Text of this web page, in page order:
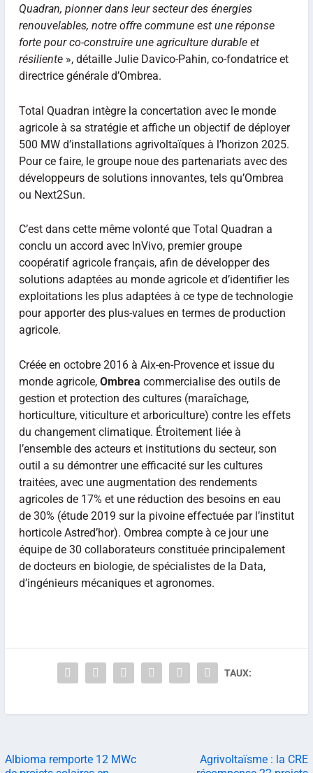
Quadran, pionner dans leur secteur des énergies
renouvelables, notre offre commune est une réponse
forte pour co-construire une agriculture durable et
résiliente», détaille Julie Davico-Pahin, co-fondatrice et
directrice générale d’Ombrea.
Total Quadran intègre la concertation avec le monde
agricole à sa stratégie et affiche un objectif de déployer
500 MW d’installations agrivoltaïques à l’horizon 2025.
Pour ce faire, le groupe noue des partenariats avec des
développeurs de solutions innovantes, tels qu’Ombrea
ou Next2Sun.
C’est dans cette même volonté que Total Quadran a
conclu un accord avec InVivo, premier groupe
coopératif agricole français, afin de développer des
solutions adaptées au monde agricole et d’identifier les
exploitations les plus adaptées à ce type de technologie
pour apporter des plus-values en termes de production
agricole.
Créée en octobre 2016 à Aix-en-Provence et issue du
monde agricole, Ombrea commercialise des outils de
gestion et protection des cultures (maraîchage,
horticulture, viticulture et arboriculture) contre les effets
du changement climatique. Étroitement liée à
l’ensemble des acteurs et institutions du secteur, son
outil a su démontrer une efficacité sur les cultures
traitées, avec une augmentation des rendements
agricoles de 17% et une réduction des besoins en eau
de 30% (étude 2019 sur la pivoine effectuée par l’institut
horticole Astred’hor). Ombrea compte à ce jour une
équipe de 30 collaborateurs constituée principalement
de docteurs en biologie, de spécialistes de la Data,
d’ingénieurs mécaniques et agronomes.
TAUX:
Albioma remporte 12 MWc
Agrivoltaïsme : la CRE